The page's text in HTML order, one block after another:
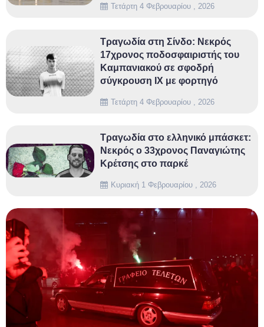
Τετάρτη 4 Φεβρουαρίου , 2026
Τετάρτη 4 Φεβρουαρίου , 2026
Τραγωδία στη Σίνδο: Νεκρός
17χρονος ποδοσφαιριστής του
Καμπανιακού σε σφοδρή
σύγκρουση ΙΧ με φορτηγό
Κυριακή 1 Φεβρουαρίου , 2026
Τραγωδία στο ελληνικό μπάσκετ:
Νεκρός ο 33χρονος Παναγιώτης
Κρέτσης στο παρκέ